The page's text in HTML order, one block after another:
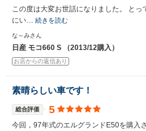
この度は大変お世話になりました。 と
にい… 続きを読む
な～みさん
日産 モコ660 S （2013/12購入）
お店からの返信あり
素晴らしい車です！
総合評価 5
今回，97年式のエルグランドE50を購入